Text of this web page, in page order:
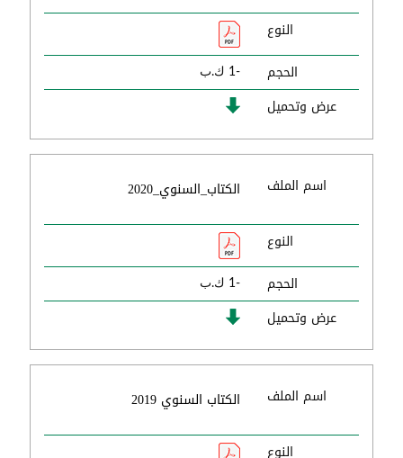
النوع
الحجم
-1 ك.ب
عرض وتحميل
اسم الملف الكتاب_السنوي_2020
النوع
الحجم
-1 ك.ب
عرض وتحميل
اسم الملف الكتاب السنوي 2019
النوع